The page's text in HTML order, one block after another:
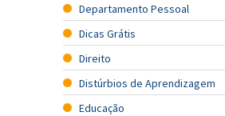
Departamento Pessoal
Dicas Grátis
Direito
Distúrbios de Aprendizagem
Educação